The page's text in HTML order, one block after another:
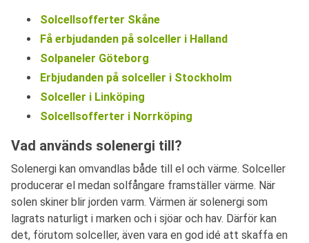
Solcellsofferter Skåne
Få erbjudanden på solceller i Halland
Solpaneler Göteborg
Erbjudanden på solceller i Stockholm
Solceller i Linköping
Solcellsofferter i Norrköping
Vad används solenergi till?
Solenergi kan omvandlas både till el och värme. Solceller
producerar el medan solfångare framställer värme. När
solen skiner blir jorden varm. Värmen är solenergi som
lagrats naturligt i marken och i sjöar och hav. Därför kan
det, förutom solceller, även vara en god idé att skaffa en